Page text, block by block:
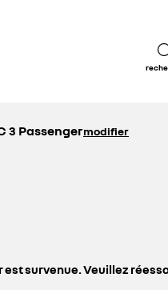
3 Passengermodifier
est survenue. Veuillez